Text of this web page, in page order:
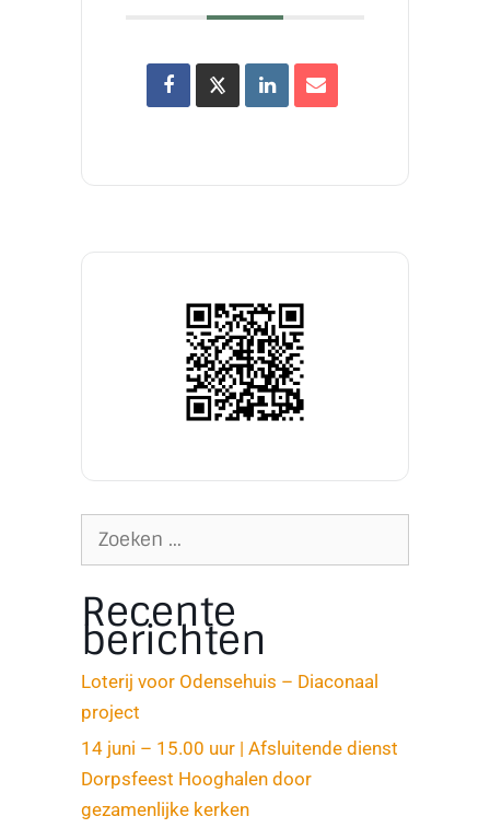
Recente
berichten
Loterij voor Odensehuis – Diaconaal
project
14 juni – 15.00 uur | Afsluitende dienst
Dorpsfeest Hooghalen door
gezamenlijke kerken